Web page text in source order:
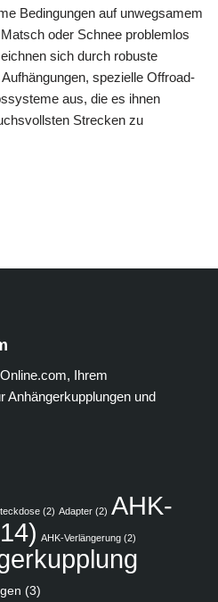
Bedingungen auf unwegsamem
oder Schnee problemlos
sich durch robuste
spezielle Offroad-
aus, die es ihnen
Strecken zu
Ihrem
Anhängerkupplungen und
(2) Adapter (2) AHK-
AHK-Verlängerung (2)
(3)